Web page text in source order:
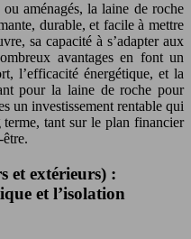
aménagés, la laine de roche
durable, et facile à mettre
sa capacité à s’adapter aux
avantages en font un
l’efficacité énergétique, et la
pour la laine de roche pour
un investissement rentable qui
tant sur le plan financier
et extérieurs) :
et l’isolation